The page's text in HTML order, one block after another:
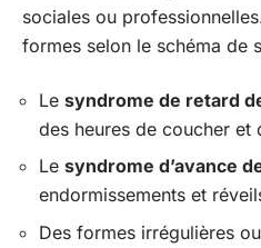
sociales ou
formes selon le schéma de
Le syndrome de retard
des heures de coucher et
Le syndrome d’avance
endormissements et
Des formes irrégulières